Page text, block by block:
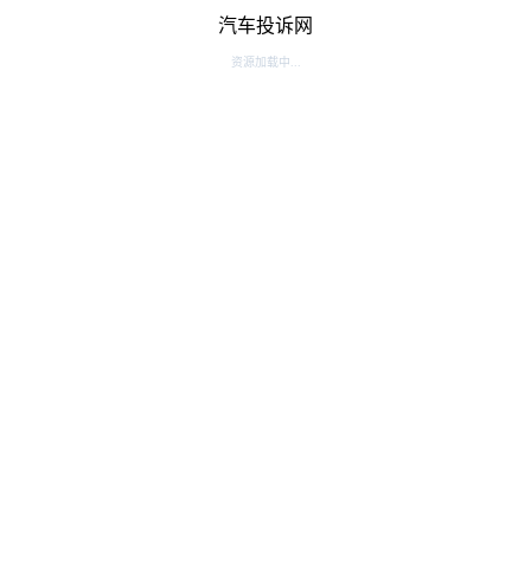
汽车投诉网
资源加载中...